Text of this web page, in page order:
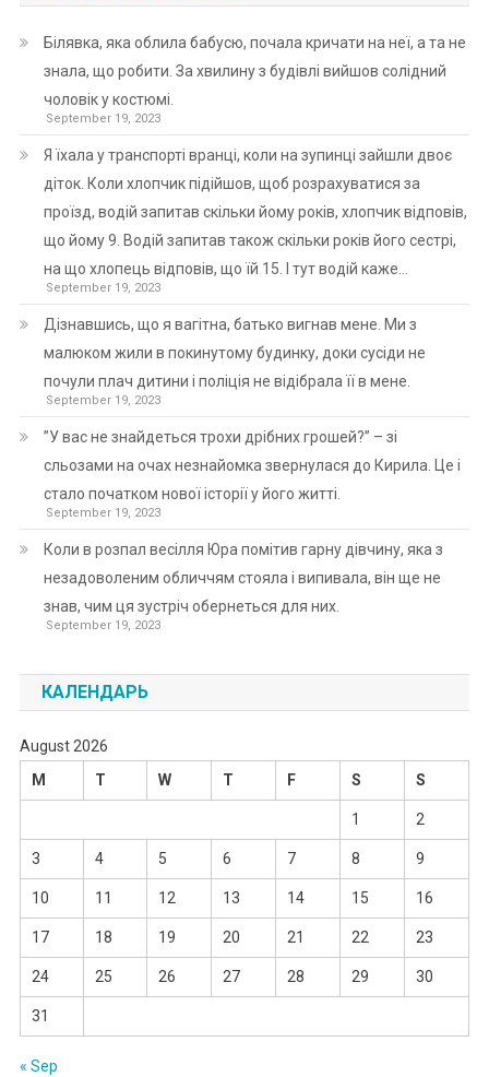
Білявка, яка облила бабусю, почала кричати на неї, а та не
знала, що робити. За хвилину з будівлі вийшов солідний
чоловік у костюмі.
September 19, 2023
Я їхала у транспорті вранці, коли на зупинці зайшли двоє
діток. Коли хлопчик підійшов, щоб розрахуватися за
проїзд, водій запитав скільки йому років, хлопчик відповів,
що йому 9. Водій запитав також скільки років його сестрі,
на що хлопець відповів, що їй 15. І тут водій каже…
September 19, 2023
Дізнавшись, що я вагітна, батько вигнав мене. Ми з
малюком жили в покинутому будинку, доки сусіди не
почули плач дитини і поліція не відібрала її в мене.
September 19, 2023
”У вас не знайдеться трохи дрібних грошей?” – зі
сльозами на очах незнайомка звернулася до Кирила. Це і
стало початком нової історії у його житті.
September 19, 2023
Коли в розпал весілля Юра помітив гарну дівчину, яка з
незадоволеним обличчям стояла і випивала, він ще не
знав, чим ця зустріч обернеться для них.
September 19, 2023
КАЛЕНДАРЬ
August 2026
M
T W T F S S
1 2
3 4 5 6 7 8 9
10 11 12 13 14 15 16
17 18 19 20 21 22 23
24 25 26 27 28 29 30
31
« Sep